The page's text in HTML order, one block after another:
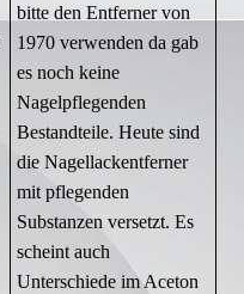
bitte den Entferner von
1970 verwenden da gab
es noch keine
Nagelpflegenden
Bestandteile. Heute sind
die Nagellackentferner
mit pflegenden
Substanzen versetzt. Es
scheint auch
Unterschiede im Aceton